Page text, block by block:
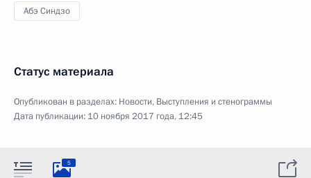
Абэ Синдзо
Статус материала
Опубликован в разделах: Новости, Выступления и стенограммы
Дата публикации: 10 ноября 2017 года, 12:45
5